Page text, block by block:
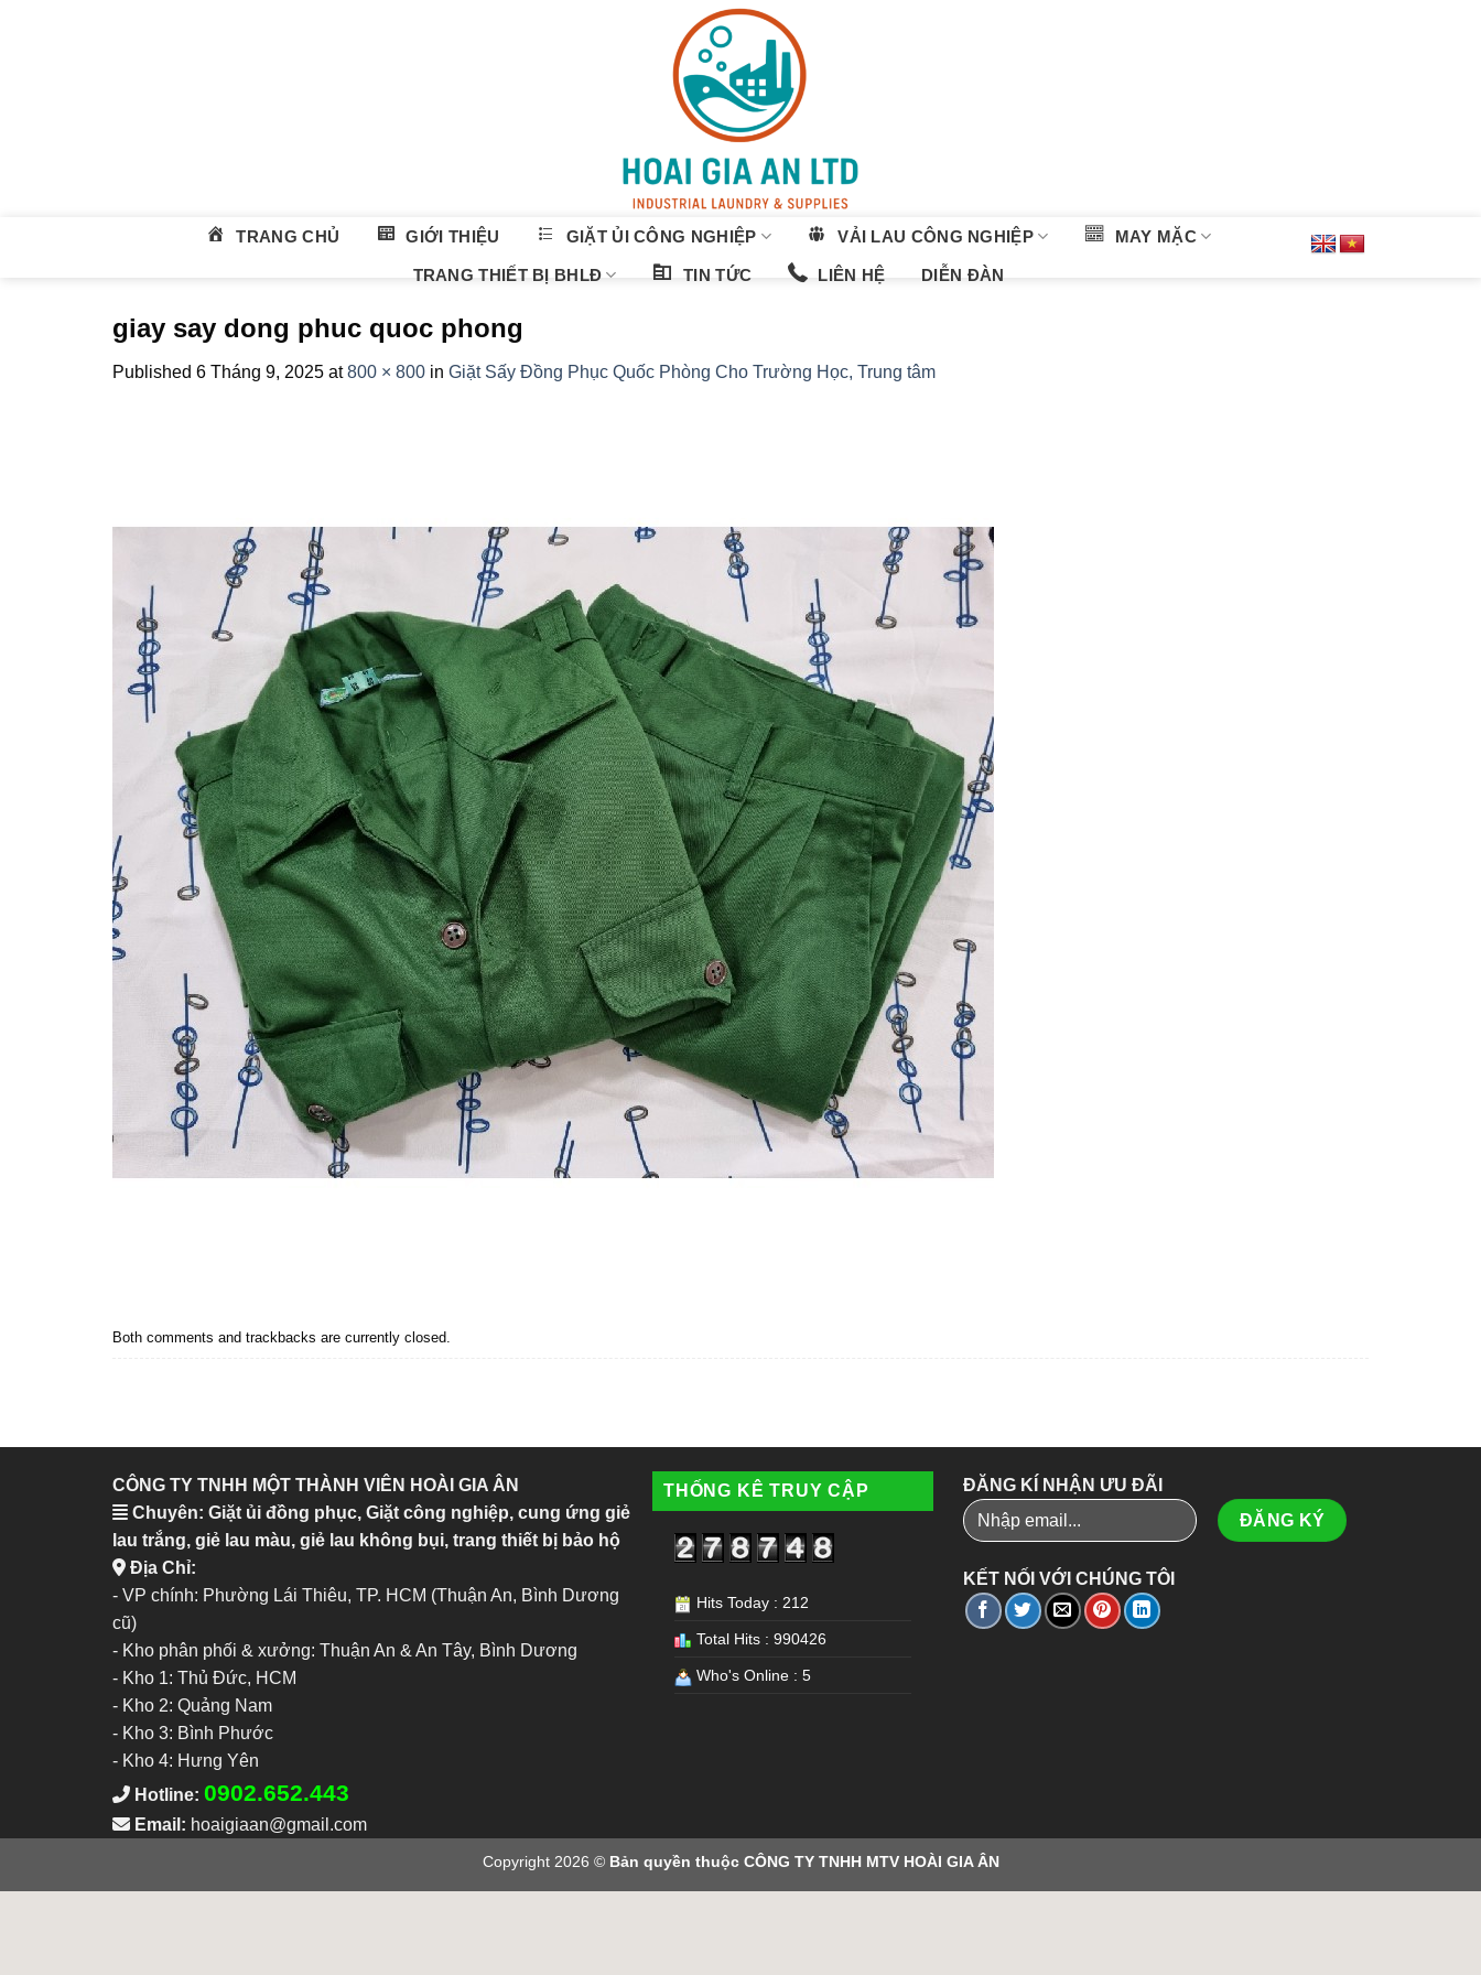
TRANG CHỦ GIỚI THIỆU GIẶT ỦI CÔNG NGHIỆP VẢI LAU CÔNG NGHIỆP MAY MẶC
TRANG THIẾT BỊ BHLĐ TIN TỨC LIÊN HỆ DIỄN ĐÀN
giay say dong phuc quoc phong
Published 6 Tháng 9, 2025 at800 × 800 in Giặt Sấy Đồng Phục Quốc Phòng Cho Trường Học, Trung tâm
Both comments and trackbacks are currently closed.
CÔNG TY TNHH MỘT THÀNH VIÊN HOÀI GIA ÂN
Chuyên: Giặt ủi đồng phục, Giặt công nghiệp, cung ứng giẻ
lau trắng, giẻ lau màu, giẻ lau không bụi, trang thiết bị bảo hộ
Địa Chỉ:
- VP chính: Phường Lái Thiêu, TP. HCM (Thuận An, Bình Dương
cũ)
- Kho phân phối & xưởng: Thuận An & An Tây, Bình Dương
- Kho 1: Thủ Đức, HCM
- Kho 2: Quảng Nam
- Kho 3: Bình Phước
- Kho 4: Hưng Yên
Hotline: 0902.652.443
Email: hoaigiaan@gmail.com
THỐNG KÊ TRUY CẬP
Hits Today : 212
Total Hits : 990426
Who's Online : 5
ĐĂNG KÍ NHẬN ƯU ĐÃI
KẾT NỐI VỚI CHÚNG TÔI
Copyright 2026 © Bản quyền thuộc CÔNG TY TNHH MTV HOÀI GIA ÂN